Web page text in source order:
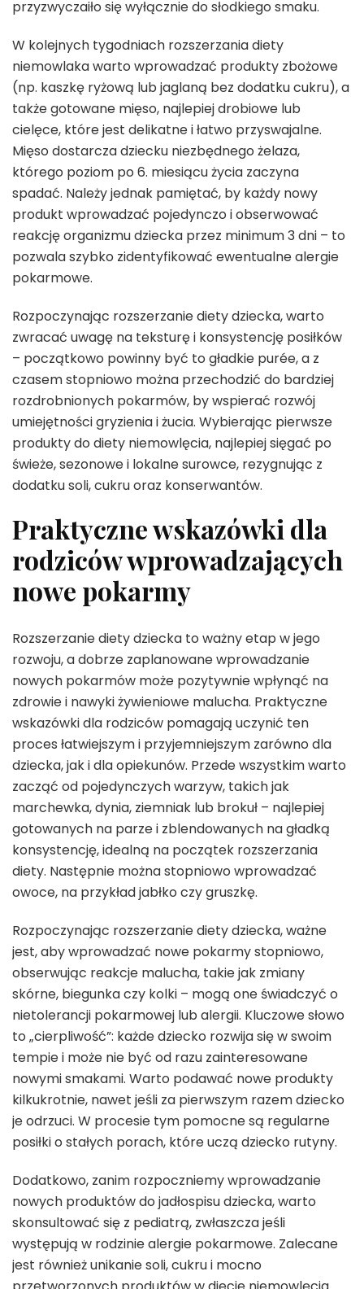
przyzwyczaiło się wyłącznie do słodkiego smaku.
W kolejnych tygodniach rozszerzania diety
niemowlaka warto wprowadzać produkty zbożowe
(np. kaszkę ryżową lub jaglaną bez dodatku cukru), a
także gotowane mięso, najlepiej drobiowe lub
cielęce, które jest delikatne i łatwo przyswajalne.
Mięso dostarcza dziecku niezbędnego żelaza,
którego poziom po 6. miesiącu życia zaczyna
spadać. Należy jednak pamiętać, by każdy nowy
produkt wprowadzać pojedynczo i obserwować
reakcję organizmu dziecka przez minimum 3 dni – to
pozwala szybko zidentyfikować ewentualne alergie
pokarmowe.
Rozpoczynając rozszerzanie diety dziecka, warto
zwracać uwagę na teksturę i konsystencję posiłków
– początkowo powinny być to gładkie purée, a z
czasem stopniowo można przechodzić do bardziej
rozdrobnionych pokarmów, by wspierać rozwój
umiejętności gryzienia i żucia. Wybierając pierwsze
produkty do diety niemowlęcia, najlepiej sięgać po
świeże, sezonowe i lokalne surowce, rezygnując z
dodatku soli, cukru oraz konserwantów.
Praktyczne wskazówki dla
rodziców wprowadzających
nowe pokarmy
Rozszerzanie diety dziecka to ważny etap w jego
rozwoju, a dobrze zaplanowane wprowadzanie
nowych pokarmów może pozytywnie wpłynąć na
zdrowie i nawyki żywieniowe malucha. Praktyczne
wskazówki dla rodziców pomagają uczynić ten
proces łatwiejszym i przyjemniejszym zarówno dla
dziecka, jak i dla opiekunów. Przede wszystkim warto
zacząć od pojedynczych warzyw, takich jak
marchewka, dynia, ziemniak lub brokuł – najlepiej
gotowanych na parze i zblendowanych na gładką
konsystencję, idealną na początek rozszerzania
diety. Następnie można stopniowo wprowadzać
owoce, na przykład jabłko czy gruszkę.
Rozpoczynając rozszerzanie diety dziecka, ważne
jest, aby wprowadzać nowe pokarmy stopniowo,
obserwując reakcje malucha, takie jak zmiany
skórne, biegunka czy kolki – mogą one świadczyć o
nietolerancji pokarmowej lub alergii. Kluczowe słowo
to „cierpliwość”: każde dziecko rozwija się w swoim
tempie i może nie być od razu zainteresowane
nowymi smakami. Warto podawać nowe produkty
kilkukrotnie, nawet jeśli za pierwszym razem dziecko
je odrzuci. W procesie tym pomocne są regularne
posiłki o stałych porach, które uczą dziecko rutyny.
Dodatkowo, zanim rozpoczniemy wprowadzanie
nowych produktów do jadłospisu dziecka, warto
skonsultować się z pediatrą, zwłaszcza jeśli
występują w rodzinie alergie pokarmowe. Zalecane
jest również unikanie soli, cukru i mocno